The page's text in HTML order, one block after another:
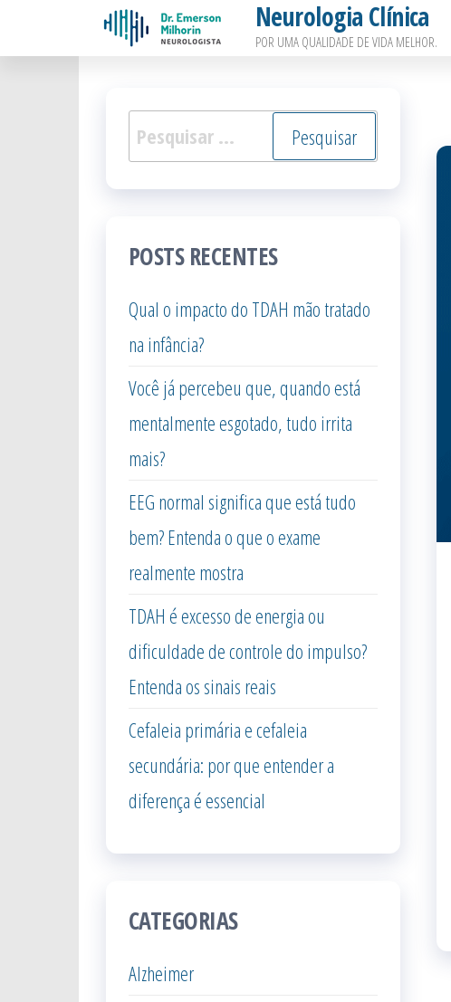
para
Neurologia Clínica
POR UMA QUALIDADE DE VIDA MELHOR.
Pesquisar
por:
POSTS RECENTES
Qual o impacto do TDAH mão tratado
na infância?
Você já percebeu que, quando está
mentalmente esgotado, tudo irrita
mais?
EEG normal significa que está tudo
bem? Entenda o que o exame
realmente mostra
TDAH é excesso de energia ou
dificuldade de controle do impulso?
Entenda os sinais reais
Cefaleia primária e cefaleia
secundária: por que entender a
diferença é essencial
CATEGORIAS
Alzheimer